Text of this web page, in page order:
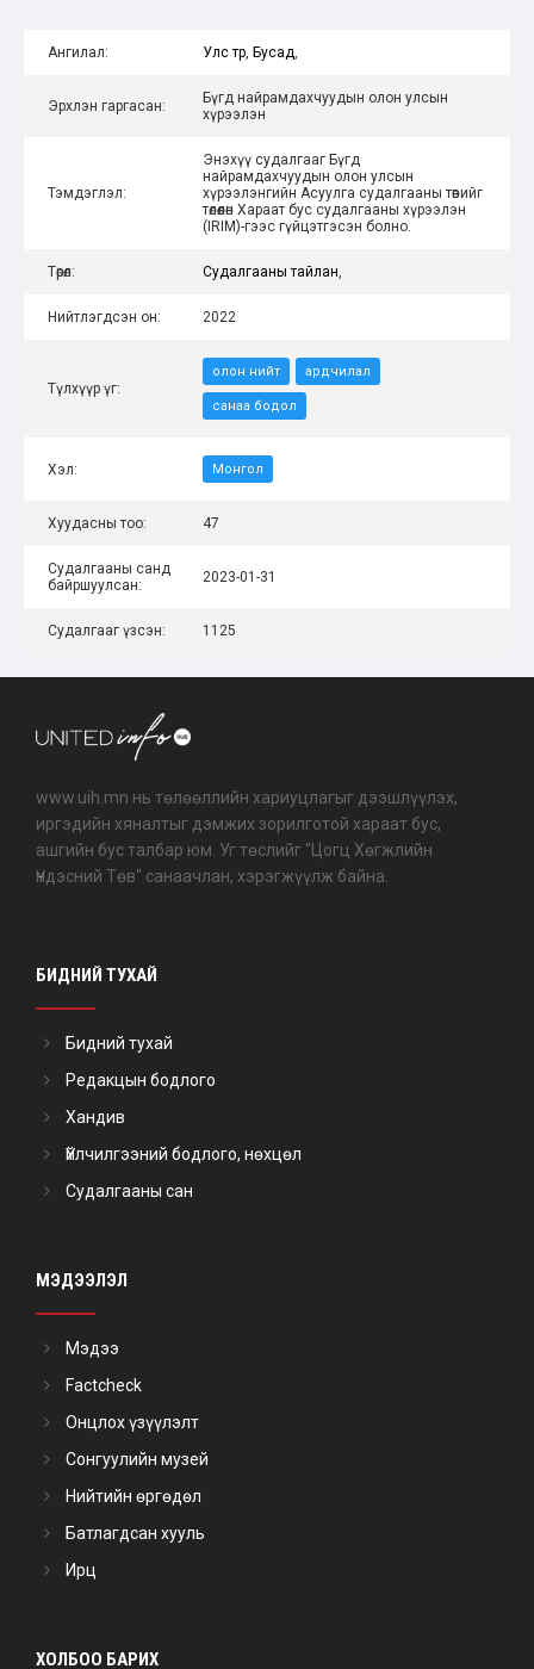
Ангилал: Улс төр, Бусад,
Эрхлэн гаргасан:
Бүгд найрамдахчуудын олон улсын
хүрээлэн
Тэмдэглэл:
Энэхүү судалгааг Бүгд
найрамдахчуудын олон улсын
хүрээлэнгийн Асуулга судалгааны төвийг
төлөөлөн Хараат бус судалгааны хүрээлэн
(IRIM)-гээс гүйцэтгэсэн болно.
Төрөл: Судалгааны тайлан,
Нийтлэгдсэн он: 2022
Түлхүүр үг:
олон нийт ардчилал
санаа бодол
Хэл: Монгол
Хуудасны тоо: 47
Судалгааны санд
байршуулсан:
2023-01-31
Судалгааг үзсэн: 1125
www.uih.mn нь төлөөллийн хариуцлагыг дээшлүүлэх,
иргэдийн хяналтыг дэмжих зорилготой хараат бус,
ашгийн бус талбар юм. Уг төслийг "Цогц Хөгжлийн
Үндэсний Төв" санаачлан, хэрэгжүүлж байна.
БИДНИЙ ТУХАЙ
Бидний тухай
Редакцын бодлого
Хандив
Үйлчилгээний бодлого, нөхцөл
Судалгааны сан
МЭДЭЭЛЭЛ
Мэдээ
Factcheck
Онцлох үзүүлэлт
Сонгуулийн музей
Нийтийн өргөдөл
Батлагдсан хууль
Ирц
ХОЛБОО БАРИХ